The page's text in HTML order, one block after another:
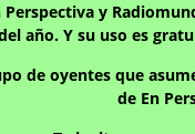
y
año. Y su uso es
de oyentes que
de En